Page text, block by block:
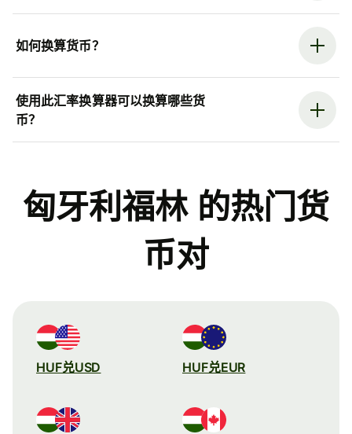
如何换算货币？
使用此汇率换算器可以换算哪些货
币？
匈牙利福林 的热门货
币对
HUF兑USD HUF兑EUR